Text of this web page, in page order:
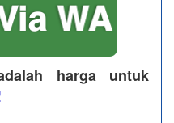
harga untuk